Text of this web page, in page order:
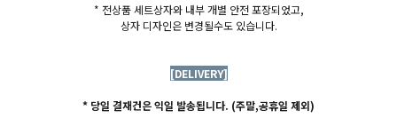
* 전상품 세트상자와 내부 개별 안전 포장되었고,
상자 디자인은 변경될수도 있습니다.
[DELIVERY]
* 당일 결재건은 익일 발송됩니다. (주말,공휴일 제외)